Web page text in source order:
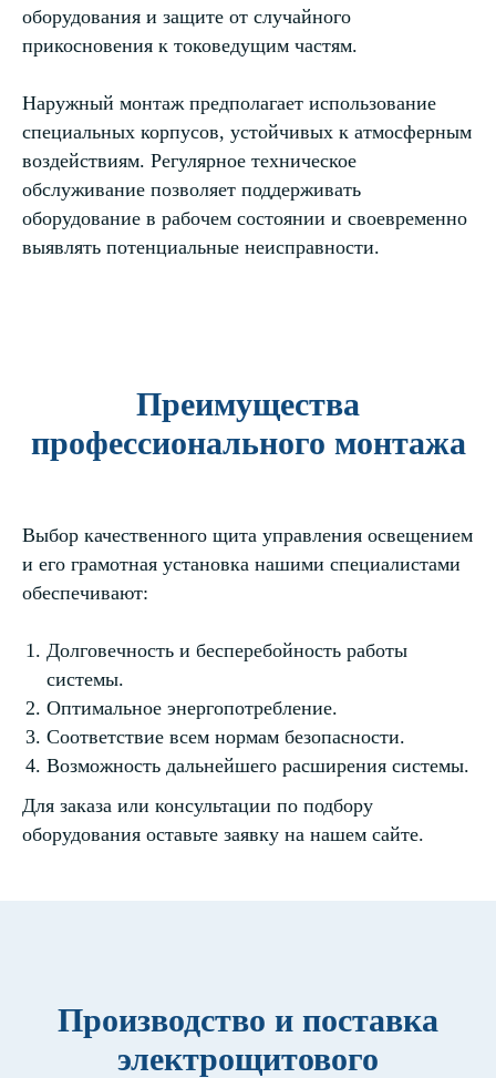
оборудования и защите от случайного
прикосновения к токоведущим частям.
Наружный монтаж предполагает использование
специальных корпусов, устойчивых к атмосферным
воздействиям. Регулярное техническое
обслуживание позволяет поддерживать
оборудование в рабочем состоянии и своевременно
выявлять потенциальные неисправности.
Преимущества
профессионального монтажа
Выбор качественного щита управления освещением
и его грамотная установка нашими специалистами
обеспечивают:
Долговечность и бесперебойность работы
системы.
Оптимальное энергопотребление.
Соответствие всем нормам безопасности.
Возможность дальнейшего расширения системы.
Для заказа или консультации по подбору
оборудования оставьте заявку на нашем сайте.
Производство и поставка
электрощитового